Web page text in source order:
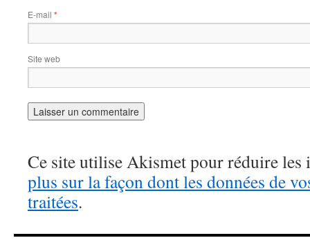
E-mail *
Site web
Ce site utilise Akismet pour réduire les
plus sur la façon dont les données de
traitées.